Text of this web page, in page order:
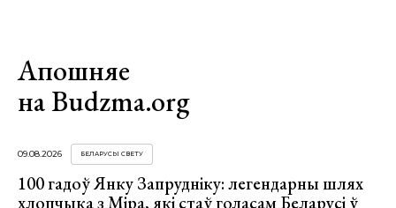
Апошняе
на Budzma.org
09.08.2026 БЕЛАРУСЫ СВЕТУ
100 гадоў Янку Запрудніку: легендарны шлях
хлопчыка з Міра, які стаў голасам Беларусі ў